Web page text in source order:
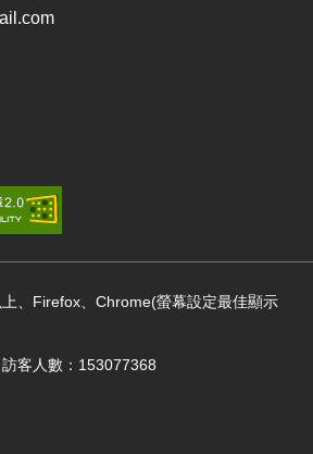
、Firefox、Chrome(螢幕設定最佳顯示
客人數：153077368